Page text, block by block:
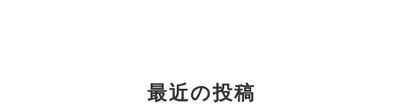
最近の投稿